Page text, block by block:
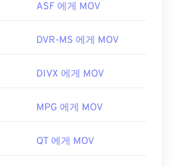
ASF 에게 MOV
DVR-MS 에게 MOV
DIVX 에게 MOV
MPG 에게 MOV
QT 에게 MOV